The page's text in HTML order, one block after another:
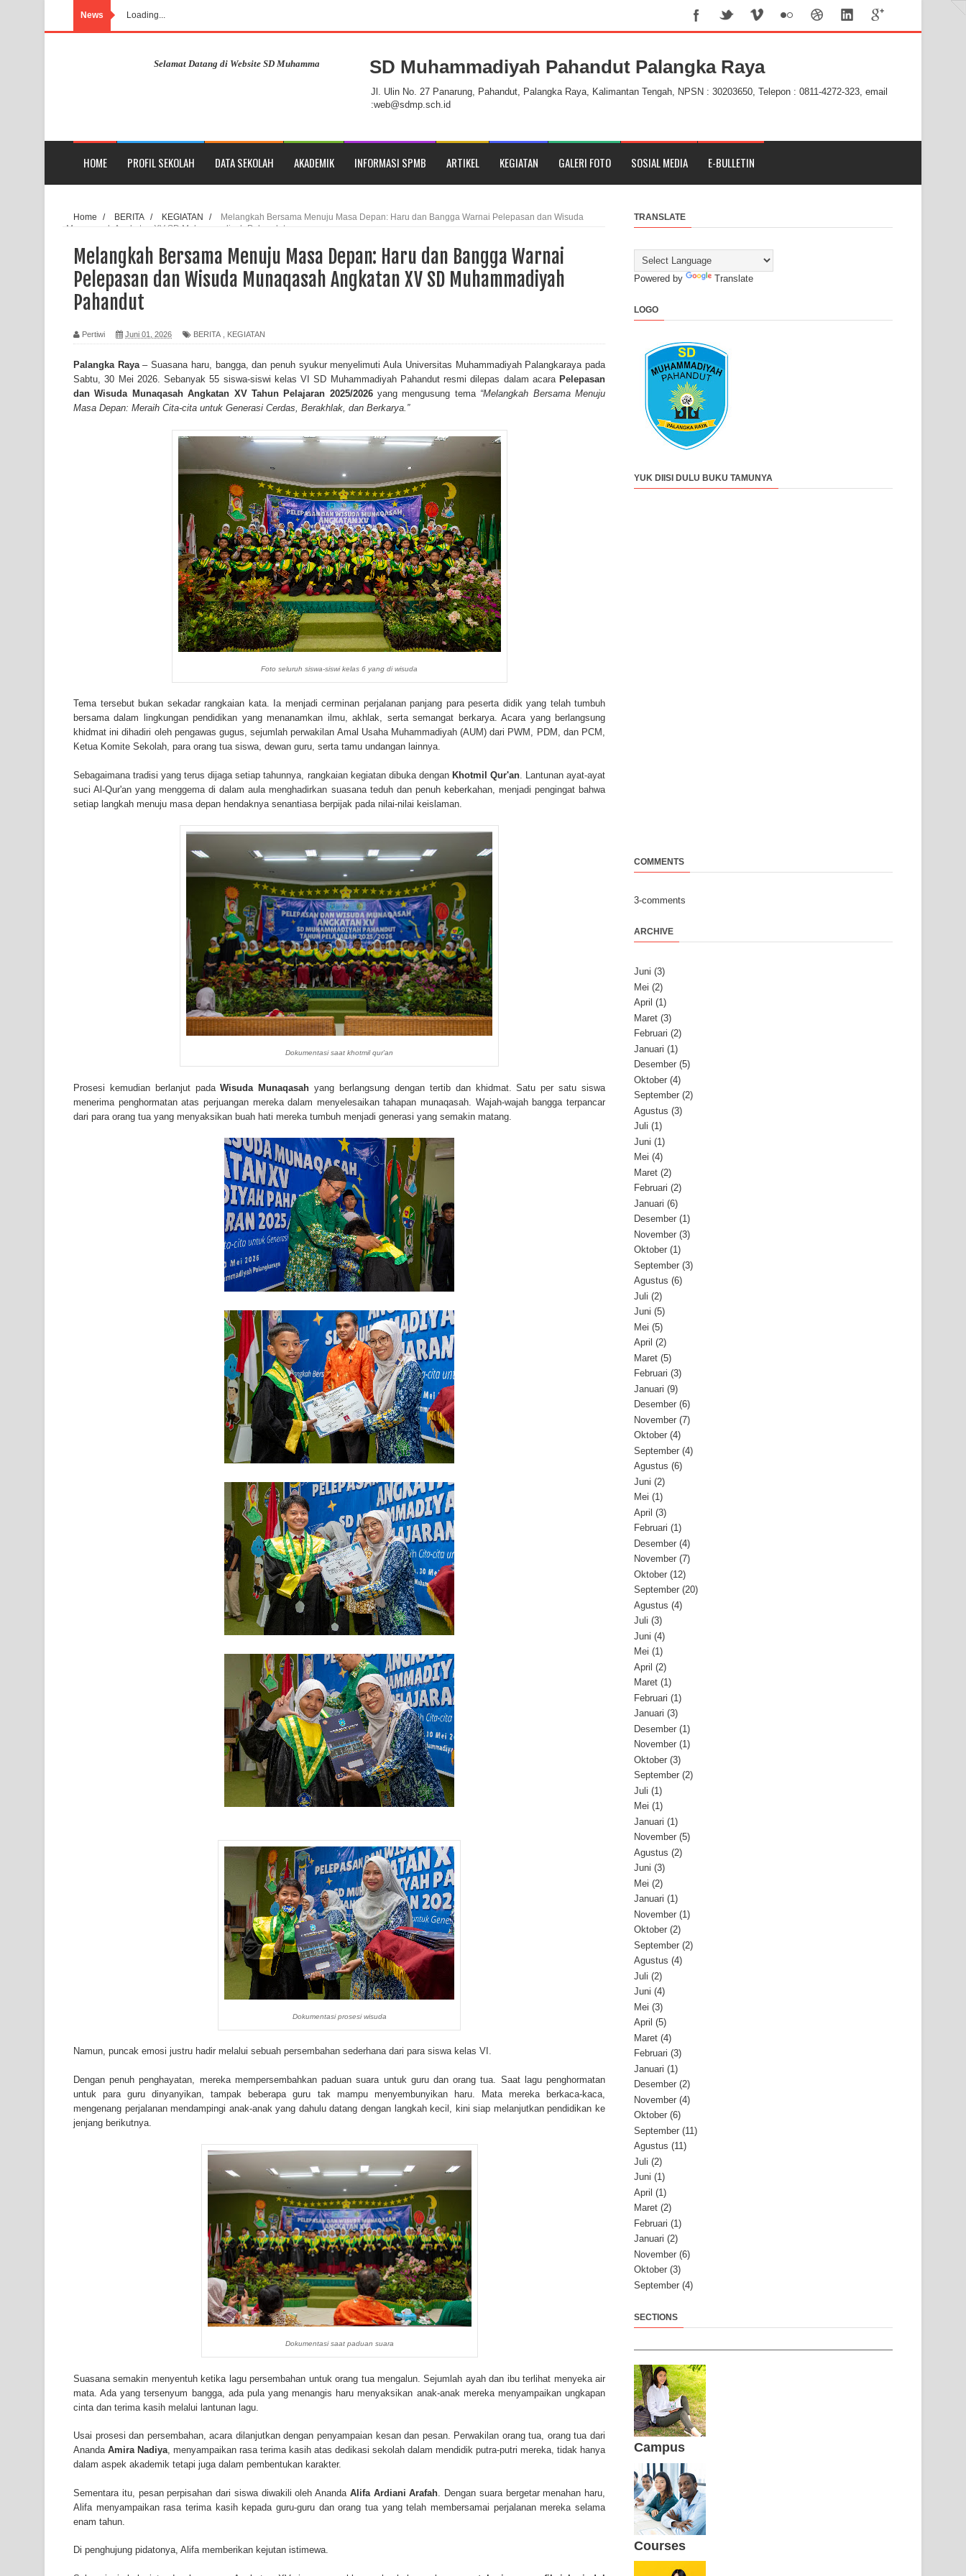
News Loading...
Selamat Datang di Website SD Muhammadiyah Pahandut Palangka RayaSD Muhammadiyah Pahandut Palangka Raya
Jl. Ulin No. 27 Panarung, Pahandut, Palangka Raya, Kalimantan Tengah, NPSN : 30203650, Telepon : 0811-4272-323, email
:web@sdmp.sch.id
HOME PROFIL SEKOLAH DATA SEKOLAH AKADEMIK INFORMASI SPMB ARTIKEL KEGIATAN GALERI FOTO SOSIAL MEDIA E-BULLETIN
Home / BERITA / KEGIATAN /
Melangkah Bersama Menuju Masa Depan: Haru dan Bangga Warnai Pelepasan dan Wisuda
Munaqasah Angkatan XV SD Muhammadiyah Pahandut
Melangkah Bersama Menuju Masa Depan: Haru dan Bangga Warnai
Pelepasan dan Wisuda Munaqasah Angkatan XV SD Muhammadiyah
Pahandut
Pertiwi Juni 01, 2026 BERITA KEGIATAN
Palangka Raya– Suasana haru, bangga, dan penuh syukur menyelimuti Aula Universitas Muhammadiyah Palangkaraya pada
Sabtu, 30 Mei 2026. Sebanyak 55 siswa-siswi kelas VI SD Muhammadiyah Pahandut resmi dilepas dalam acara Pelepasan
dan Wisuda Munaqasah Angkatan XV Tahun Pelajaran 2025/2026yang mengusung tema “Melangkah Bersama Menuju
Masa Depan: Meraih Cita-cita untuk Generasi Cerdas, Berakhlak, dan Berkarya.”
Foto seluruh siswa-siswi kelas 6 yang di wisuda
Tema tersebut bukan sekadar rangkaian kata. Ia menjadi cerminan perjalanan panjang para peserta didik yang telah tumbuh
bersama dalam lingkungan pendidikan yang menanamkan ilmu, akhlak, serta semangat berkarya. Acara yang berlangsung
khidmat ini dihadiri oleh pengawas gugus, sejumlah perwakilan Amal Usaha Muhammadiyah (AUM) dari PWM, PDM, dan PCM,
Ketua Komite Sekolah, para orang tua siswa, dewan guru, serta tamu undangan lainnya.
Sebagaimana tradisi yang terus dijaga setiap tahunnya, rangkaian kegiatan dibuka dengan Khotmil Qur'an. Lantunan ayat-ayat
suci Al-Qur'an yang menggema di dalam aula menghadirkan suasana teduh dan penuh keberkahan, menjadi pengingat bahwa
setiap langkah menuju masa depan hendaknya senantiasa berpijak pada nilai-nilai keislaman.
Dokumentasi saat khotmil qur'an
Prosesi kemudian berlanjut padaWisuda Munaqasah yang berlangsung dengan tertib dan khidmat. Satu per satu siswa
menerima penghormatan atas perjuangan mereka dalam menyelesaikan tahapan munaqasah. Wajah-wajah bangga terpancar
dari para orang tua yang menyaksikan buah hati mereka tumbuh menjadi generasi yang semakin matang.
Dokumentasi prosesi wisuda
Namun, puncak emosi justru hadir melalui sebuah persembahan sederhana dari para siswa kelas VI.
Dengan penuh penghayatan, mereka mempersembahkan paduan suara untuk guru dan orang tua. Saat lagu penghormatan
untuk para guru dinyanyikan, tampak beberapa guru tak mampu menyembunyikan haru. Mata mereka berkaca-kaca,
mengenang perjalanan mendampingi anak-anak yang dahulu datang dengan langkah kecil, kini siap melanjutkan pendidikan ke
jenjang berikutnya.
Dokumentasi saat paduan suara
Suasana semakin menyentuh ketika lagu persembahan untuk orang tua mengalun. Sejumlah ayah dan ibu terlihat menyeka air
mata. Ada yang tersenyum bangga, ada pula yang menangis haru menyaksikan anak-anak mereka menyampaikan ungkapan
cinta dan terima kasih melalui lantunan lagu.
Usai prosesi dan persembahan, acara dilanjutkan dengan penyampaian kesan dan pesan. Perwakilan orang tua, orang tua dari
Ananda Amira Nadiya, menyampaikan rasa terima kasih atas dedikasi sekolah dalam mendidik putra-putri mereka, tidak hanya
dalam aspek akademik tetapi juga dalam pembentukan karakter.
Sementara itu, pesan perpisahan dari siswa diwakili oleh Ananda Alifa Ardiani Arafah . Dengan suara bergetar menahan haru,
Alifa menyampaikan rasa terima kasih kepada guru-guru dan orang tua yang telah membersamai perjalanan mereka selama
enam tahun.
Di penghujung pidatonya, Alifa memberikan kejutan istimewa.
TRANSLATE
Powered by Translate
LOGO
YUK DIISI DULU BUKU TAMUNYA
COMMENTS
3-comments
ARCHIVE
Juni (3)
Mei (2)
April (1)
Maret (3)
Februari (2)
Januari (1)
Desember (5)
Oktober (4)
September (2)
Agustus (3)
Juli (1)
Juni (1)
Mei (4)
Maret (2)
Februari (2)
Januari (6)
Desember (1)
November (3)
Oktober (1)
September (3)
Agustus (6)
Juli (2)
Juni (5)
Mei (5)
April (2)
Maret (5)
Februari (3)
Januari (9)
Desember (6)
November (7)
Oktober (4)
September (4)
Agustus (6)
Juni (2)
Mei (1)
April (3)
Februari (1)
Desember (4)
November (7)
Oktober (12)
September (20)
Agustus (4)
Juli (3)
Juni (4)
Mei (1)
April (2)
Maret (1)
Februari (1)
Januari (3)
Desember (1)
November (1)
Oktober (3)
September (2)
Juli (1)
Mei (1)
Januari (1)
November (5)
Agustus (2)
Juni (3)
Mei (2)
Januari (1)
November (1)
Oktober (2)
September (2)
Agustus (4)
Juli (2)
Juni (4)
Mei (3)
April (5)
Maret (4)
Februari (3)
Januari (1)
Desember (2)
November (4)
Oktober (6)
September (11)
Agustus (11)
Juli (2)
Juni (1)
April (1)
Maret (2)
Februari (1)
Januari (2)
November (6)
Oktober (3)
September (4)
SECTIONS
Campus
Courses